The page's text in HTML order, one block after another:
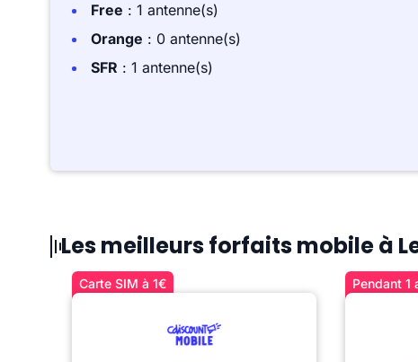
Free : 1 antenne(s)
Orange : 0 antenne(s)
SFR : 1 antenne(s)
Les meilleurs forfaits mobile à
Carte SIM à 1€ Pendant 1